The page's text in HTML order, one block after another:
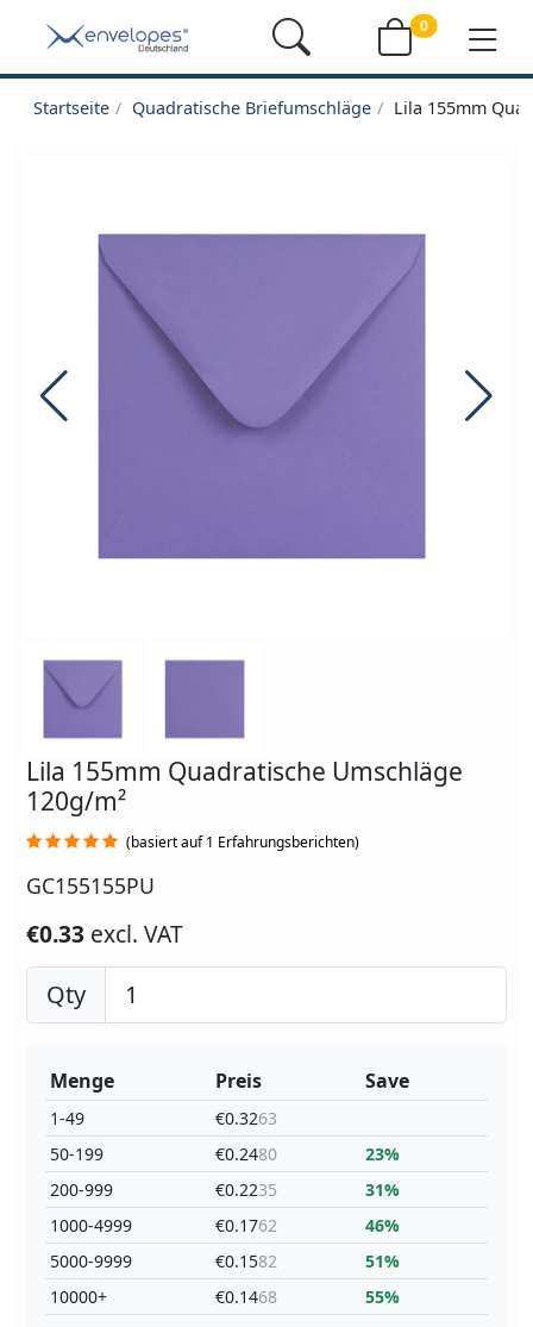
0
Startseite Quadratische Briefumschläge Lila 155mm
Lila 155mm Quadratische Umschläge
120g/m²
(basiert auf 1 Erfahrungsberichten)
GC155155PU
€0.33 excl. VAT
Qty
Menge
1-49
50-199
200-999
1000-4999
5000-9999
10000+
Preis
€0.3263
€0.2480
€0.2235
€0.1762
€0.1582
€0.1468
Save
23%
31%
46%
51%
55%